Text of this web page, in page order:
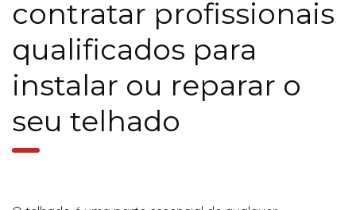
contratar profissionais
qualificados para
instalar ou reparar o
seu telhado